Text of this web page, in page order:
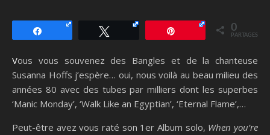
0
PARTAGES
Vous vous souvenez des Bangles et de la chanteuse
Susanna Hoffs j’espère… oui, nous voilà au beau milieu des
années 80 avec des tubes par milliers dont les superbes
‘Manic Monday’, ‘Walk Like an Egyptian’, ‘Eternal Flame’,…
Peut-être avez vous raté son 1er Album solo, When you’re